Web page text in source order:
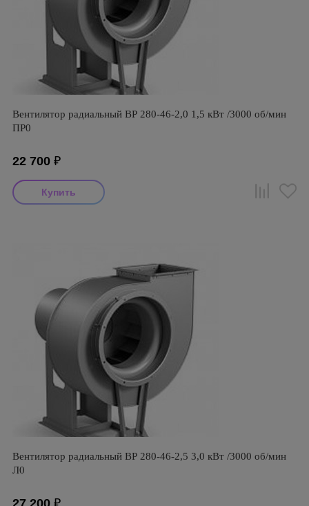
Вентилятор радиальный ВР 280-46-2,0 1,5 кВт /3000 об/мин
ПР0
22 700 ₽
Вентилятор радиальный ВР 280-46-2,5 3,0 кВт /3000 об/мин
Л0